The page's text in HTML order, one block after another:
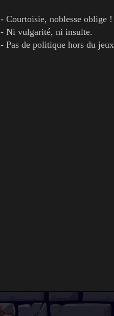
- Courtoisie, noblesse oblige !
- Ni vulgarité, ni insulte.
- Pas de politique hors du